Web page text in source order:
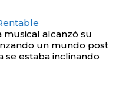
musical alcanzó su
un mundo post
se estaba inclinando